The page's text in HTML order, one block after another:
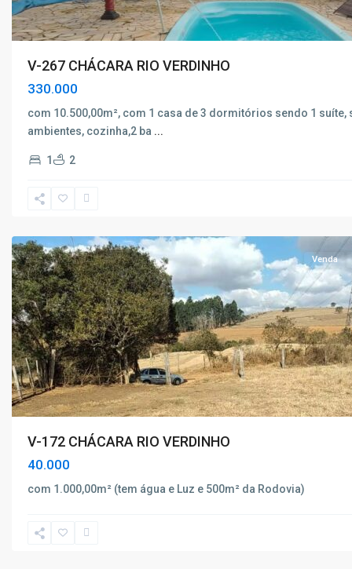
V-267 CHÁCARA RIO VERDINHO
330.000
com 10.500,00m², com 1 casa de 3 dormitórios sendo 1 suíte,
ambientes, cozinha,2 ba ...
1
2
Verdinho
Venda
V-172 CHÁCARA RIO VERDINHO
40.000
com 1.000,00m² (tem água e Luz e 500m² da Rodovia)